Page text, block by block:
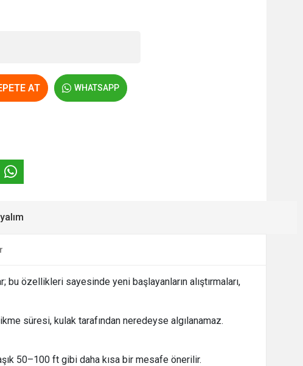
AT WHATSAPP
özellikleri sayesinde yeni başlayanların alıştırmaları,
süresi, kulak tarafından neredeyse algılanamaz.
50–100 ft gibi daha kısa bir mesafe önerilir.